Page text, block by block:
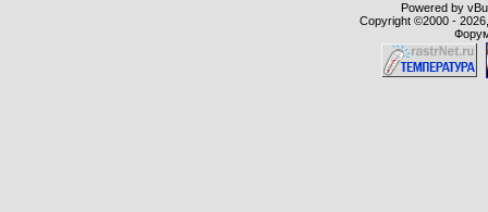
Powered by
Copyright ©2000 -